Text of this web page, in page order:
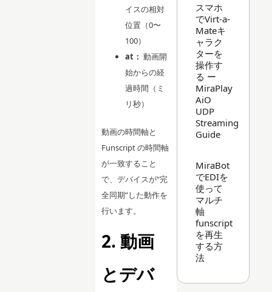
イスの相対
位置（0〜
100）
at： 動画開
始からの経
過時間（ミ
リ秒）
動画の時間軸と
Funscript の時間軸
が一致すること
で、デバイスが“完
全同期”した動作を
行います。
2. 動画
とデバ
スマホ
でVirt-a-
Mateキ
ャラク
ターを
操作す
る ー
MiraPlay
AiO
UDP
Streaming
Guide
MiraBot
でEDIを
使って
マルチ
軸
funscript
を再生
する方
法